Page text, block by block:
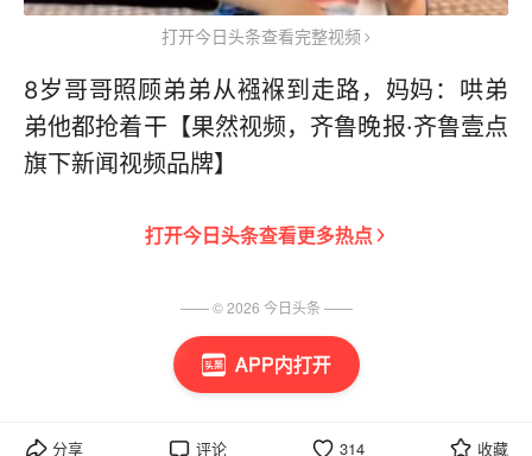
APP内打开
打开今日头条查看完整视频
8岁哥哥照顾弟弟从襁褓到走路，妈妈：哄弟
弟他都抢着干【果然视频，齐鲁晚报·齐鲁壹点
旗下新闻视频品牌】
打开今日头条查看更多热点
分享 评论 314 收藏
—— ©2026 今日头条 ——